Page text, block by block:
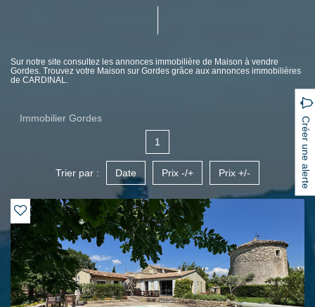
Sur notre site consultez les annonces immobilière de Maison à vendre
Gordes. Trouvez votre Maison sur Gordes grâce aux annonces immobilières
de CARDINAL.
Immobilier Gordes Créer une alerte
1
Trier par : Date Prix -/+ Prix +/-